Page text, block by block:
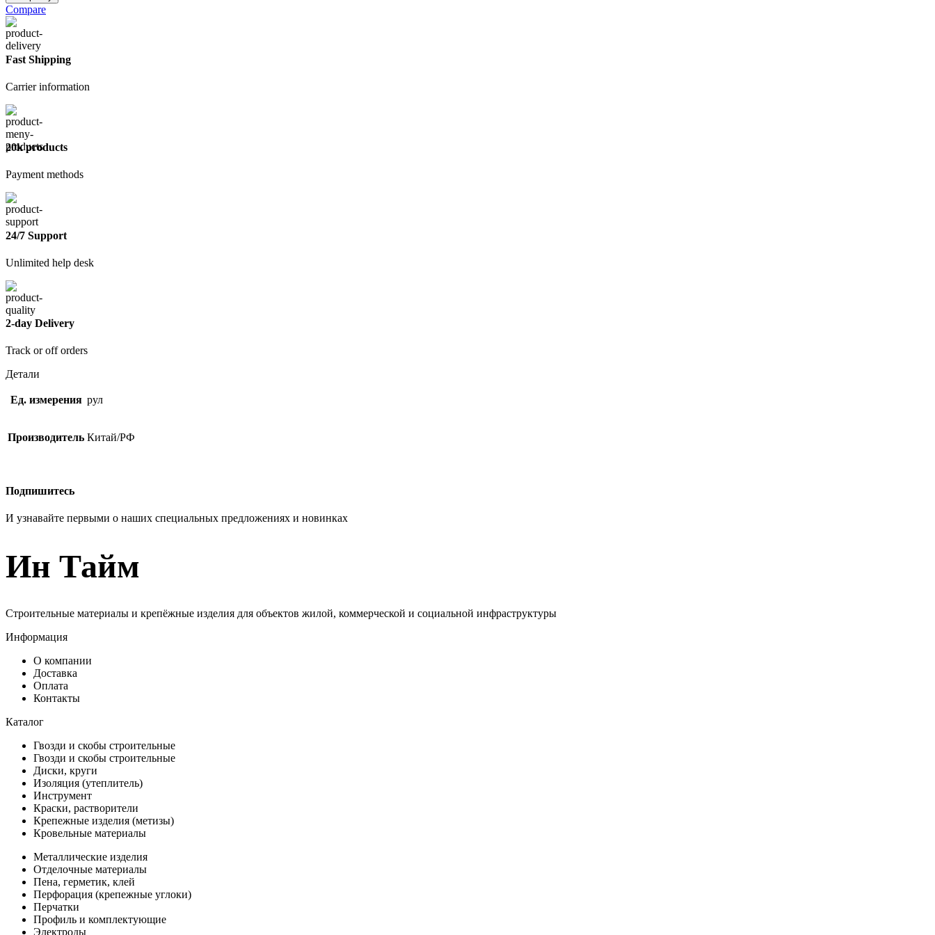
Сетка
50х50х1,4мм
1,5мх25м
Compare
Fast Shipping
Carrier information
20k products
Payment methods
24/7 Support
Unlimited help desk
2-day Delivery
Track or off orders
Детали
Ед. измерения рул
Производитель Китай/РФ
Подпишитесь
И узнавайте первыми о наших специальных предложениях и новинках
Ин Тайм
Строительные материалы и крепёжные изделия для объектов жилой, коммерческой и социальной инфраструктуры
Информация
О компании
Доставка
Оплата
Контакты
Каталог
Гвозди и скобы строительные
Гвозди и скобы строительные
Диски, круги
Изоляция (утеплитель)
Инструмент
Краски, растворители
Крепежные изделия (метизы)
Кровельные материалы
Металлические изделия
Отделочные материалы
Пена, герметик, клей
Перфорация (крепежные углоки)
Перчатки
Профиль и комплектующие
Электроды